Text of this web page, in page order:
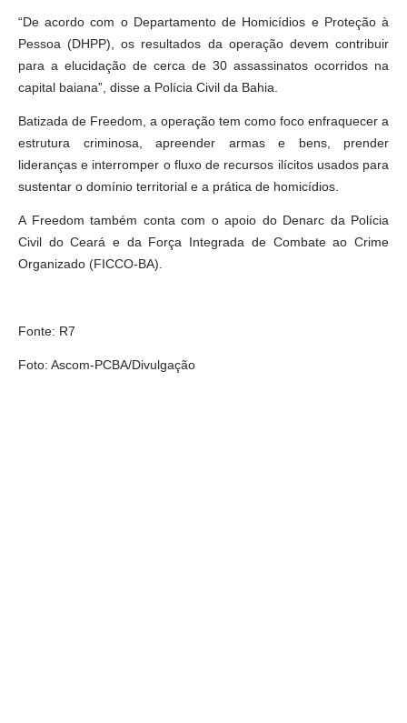
“De acordo com o Departamento de Homicídios e Proteção à
Pessoa (DHPP), os resultados da operação devem contribuir
para a elucidação de cerca de 30 assassinatos ocorridos na
capital baiana”, disse a Polícia Civil da Bahia.
Batizada de Freedom, a operação tem como foco enfraquecer a
estrutura criminosa, apreender armas e bens, prender
lideranças e interromper o fluxo de recursos ilícitos usados para
sustentar o domínio territorial e a prática de homicídios.
A Freedom também conta com o apoio do Denarc da Polícia
Civil do Ceará e da Força Integrada de Combate ao Crime
Organizado (FICCO-BA).
Fonte: R7
Foto: Ascom-PCBA/Divulgação